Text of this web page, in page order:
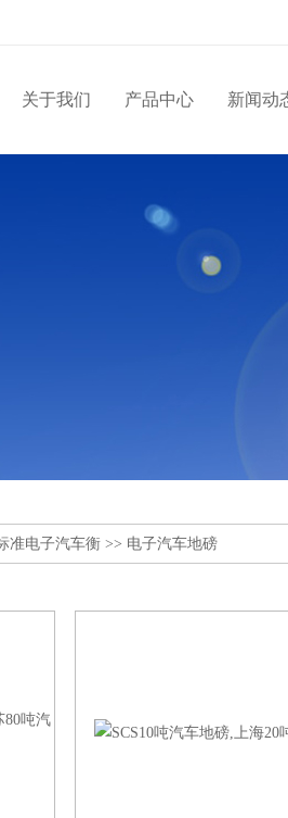
关于我们 产品中心 新闻动
准电子汽车衡 >> 电子汽车地磅